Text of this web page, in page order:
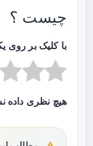
چیست ؟
با کلیک بر روی یکی از
هیچ نظری داده